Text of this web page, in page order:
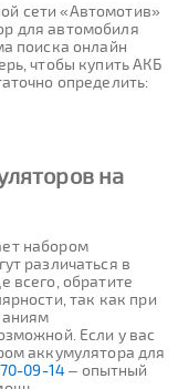
сети «Автомотив»
для автомобиля
поиска онлайн
чтобы купить АКБ
определить:
на
набором
различаться в
всего, обратите
так как при
Если у вас
аккумулятора для
09-14 – опытный